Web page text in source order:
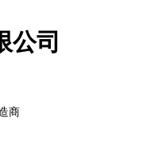
公司
商